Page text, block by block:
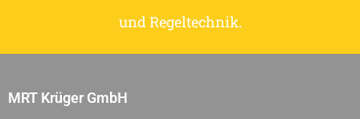
und Regeltechnik.
MRT Krüger GmbH